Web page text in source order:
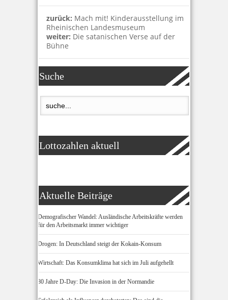
zurück: Mach mit! Kinderausstellung im
Rheinischen Landesmuseum
weiter: Die satanischen Verse auf der
Bühne
Suche
Lottozahlen aktuell
Aktuelle Beiträge
Demografischer Wandel: Ausländische Arbeitskräfte werden
für den Arbeitsmarkt immer wichtiger
Drogen: In Deutschland steigt der Kokain-Konsum
Wirtschaft: Das Konsumklima hat sich im Juli aufgehellt
80 Jahre D-Day: Die Invasion in der Normandie